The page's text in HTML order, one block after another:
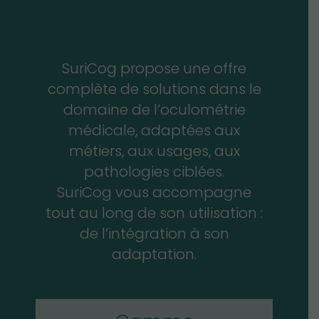
SuriCog propose une offre
complète de solutions dans le
domaine de l’oculométrie
médicale, adaptées aux
métiers, aux usages, aux
pathologies ciblées.
SuriCog vous accompagne
tout au long de son utilisation :
de l’intégration à son
adaptation.